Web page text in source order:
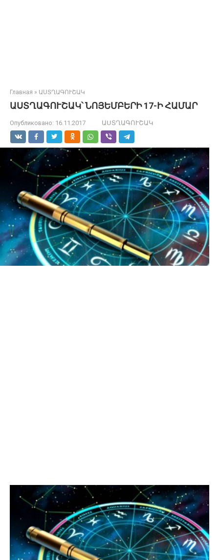
Главная » ԱՍՏՂԱԳՈՒՇԱԿ
ԱՍՏՂԱԳՈՒՇԱԿ՝ ՆՈՅԵՄԲԵՐԻ 17-Ի ՀԱՄԱՐ
Опубликовано: 16.11.2017 ԱՍՏՂԱԳՈՒՇԱԿ